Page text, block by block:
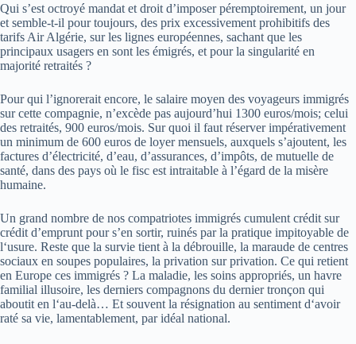
Qui s’est octroyé mandat et droit d’imposer péremptoirement, un jour
et semble-t-il pour toujours, des prix excessivement prohibitifs des
tarifs Air Algérie, sur les lignes européennes, sachant que les
principaux usagers en sont les émigrés, et pour la singularité en
majorité retraités ?
Pour qui l’ignorerait encore, le salaire moyen des voyageurs immigrés
sur cette compagnie, n’excède pas aujourd’hui 1300 euros/mois; celui
des retraités, 900 euros/mois. Sur quoi il faut réserver impérativement
un minimum de 600 euros de loyer mensuels, auxquels s’ajoutent, les
factures d’électricité, d’eau, d’assurances, d’impôts, de mutuelle de
santé, dans des pays où le fisc est intraitable à l’égard de la misère
humaine.
Un grand nombre de nos compatriotes immigrés cumulent crédit sur
crédit d’emprunt pour s’en sortir, ruinés par la pratique impitoyable de
l‘usure. Reste que la survie tient à la débrouille, la maraude de centres
sociaux en soupes populaires, la privation sur privation. Ce qui retient
en Europe ces immigrés ? La maladie, les soins appropriés, un havre
familial illusoire, les derniers compagnons du dernier tronçon qui
aboutit en l‘au-delà… Et souvent la résignation au sentiment d‘avoir
raté sa vie, lamentablement, par idéal national.